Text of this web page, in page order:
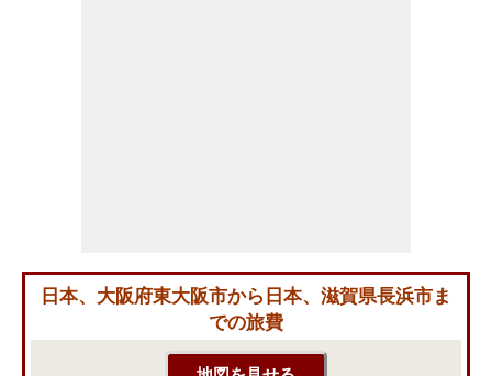
日本、大阪府東大阪市から日本、滋賀県長浜市ま
での旅費